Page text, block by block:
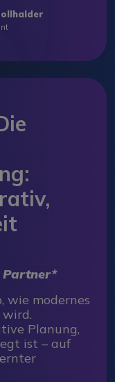
Partner*
wie modernes
Planung,
ist – auf